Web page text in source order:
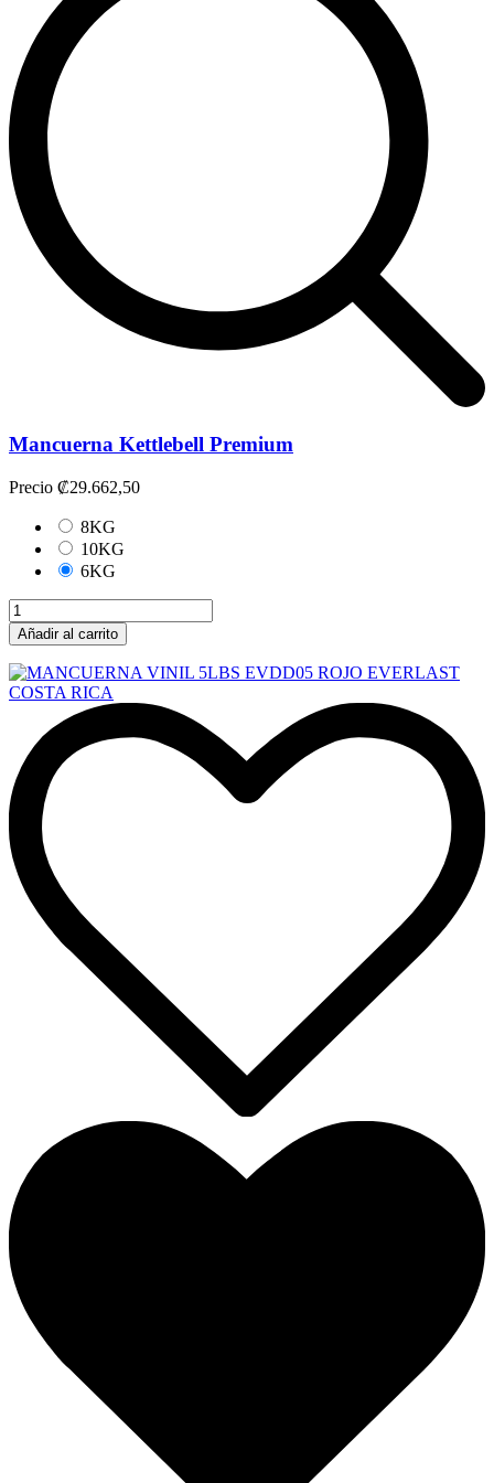
Mancuerna Kettlebell Premium
Precio ₡29.662,50
8KG
10KG
6KG
Añadir al carrito